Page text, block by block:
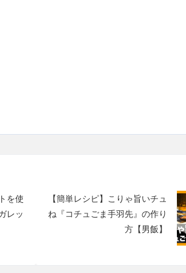
を使
レッ
【簡単レシピ】こりゃ旨いチュ
ね『コチュごま手羽先』の作り
方【男飯】